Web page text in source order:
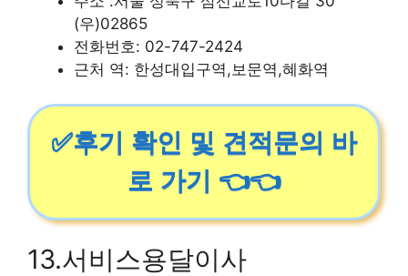
(우)02865
전화번호: 02-747-2424
근처 역: 한성대입구역,보문역,혜화역
✅후기 확인 및 견적문의 바
로 가기 👈👈
13.서비스용달이사